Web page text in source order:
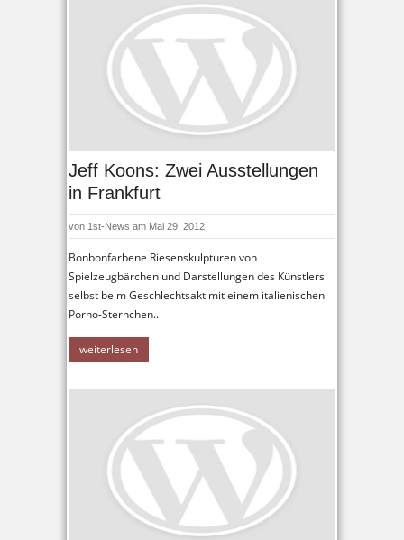
Jeff Koons: Zwei Ausstellungen
in Frankfurt
von 1st-News am Mai 29, 2012
Bonbonfarbene Riesenskulpturen von
Spielzeugbärchen und Darstellungen des Künstlers
selbst beim Geschlechtsakt mit einem italienischen
Porno-Sternchen..
weiterlesen